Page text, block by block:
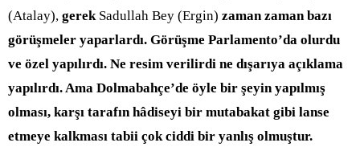
(Atalay), gerek Sadullah Bey (Ergin) zaman zaman bazı
görüşmeler yaparlardı. Görüşme Parlamento’da olurdu
ve özel yapılırdı. Ne resim verilirdi ne dışarıya açıklama
yapılırdı. Ama Dolmabahçe’de öyle bir şeyin yapılmış
olması, karşı tarafın hâdiseyi bir mutabakat gibi lanse
etmeye kalkması tabii çok ciddi bir yanlış olmuştur.